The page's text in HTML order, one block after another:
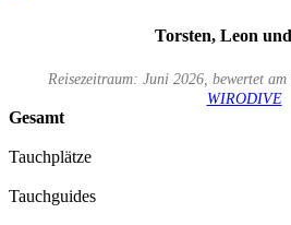
Torsten, Leon
Reisezeitraum: Juni 2026, bewertet
WIRODIVE
Gesamt
Tauchplätze
Tauchguides